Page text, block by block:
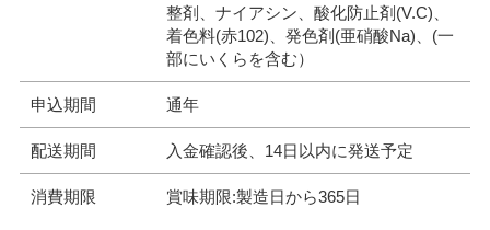
整剤、ナイアシン、酸化防止剤(V.C)、
着色料(赤102)、発色剤(亜硝酸Na)、(一
部にいくらを含む）
申込期間 通年
配送期間 入金確認後、14日以内に発送予定
消費期限 賞味期限:製造日から365日